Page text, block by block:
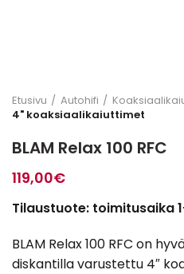
Etusivu Autohifi
4" koaksiaalikaiuttimet
BLAM Relax 100 RFC
119,00€
Tilaustuote: toimitusaika
BLAM Relax 100 RFC on
diskantilla varustettu 4″